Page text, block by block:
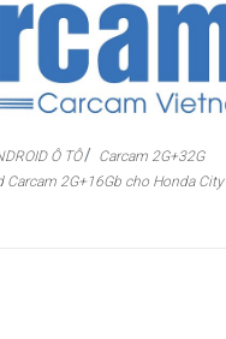
Ô TÔ
Carcam 2G+32G
Carcam 2G+16Gb cho Honda City